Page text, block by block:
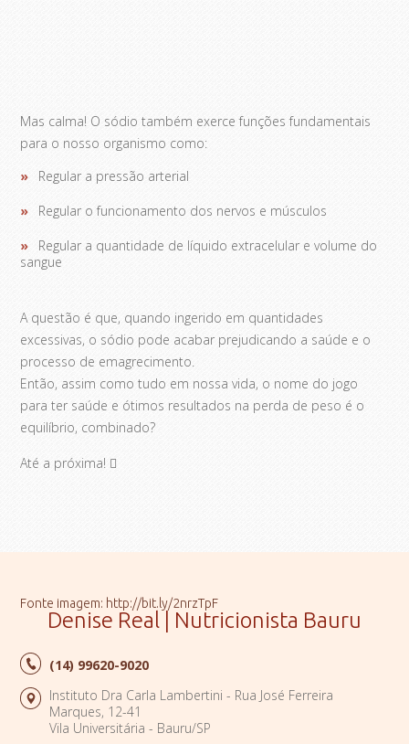
Mas calma! O sódio também exerce funções fundamentais
para o nosso organismo como:
Regular a pressão arterial
Regular o funcionamento dos nervos e músculos
Regular a quantidade de líquido extracelular e volume do
sangue
A questão é que, quando ingerido em quantidades
excessivas, o sódio pode acabar prejudicando a saúde e o
processo de emagrecimento.
Então, assim como tudo em nossa vida, o nome do jogo
para ter saúde e ótimos resultados na perda de peso é o
equilíbrio, combinado?
Até a próxima! 
Fonte imagem: http://bit.ly/2nrzTpF
Denise Real | Nutricionista Bauru
(14) 99620-9020
Instituto Dra Carla Lambertini - Rua José Ferreira
Marques, 12-41
Vila Universitária - Bauru/SP